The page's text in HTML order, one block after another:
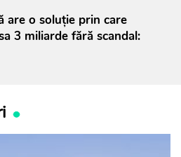
are o soluție prin care
3 miliarde fără scandal: